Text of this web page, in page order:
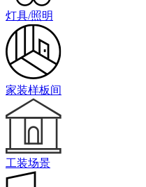
灯具/照明
家装样板间
工装场景